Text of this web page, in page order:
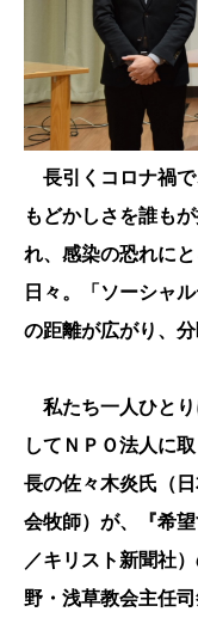
長引くコロナ禍で
もどかしさを誰も
れ、感染の恐れに
日々。「ソーシャ
の距離が広がり、
私たち一人ひとり
してＮＰＯ法人に
長の佐々木炎氏（
会牧師）が、『希
／キリスト新聞社
野・浅草教会主任